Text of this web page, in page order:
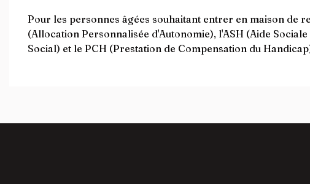
Pour les personnes âgées souhaitant entrer en maison de
(Allocation Personnalisée d'Autonomie), l'ASH (Aide
Social) et le PCH (Prestation de Compensation du